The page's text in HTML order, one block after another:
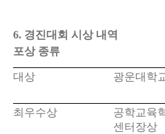
6. 경진대회 시상 내역
포상 종류
대상 광운대학
최우수상
공학교육
센터장상